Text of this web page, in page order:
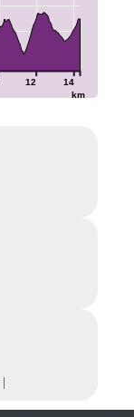
12 14
km
|